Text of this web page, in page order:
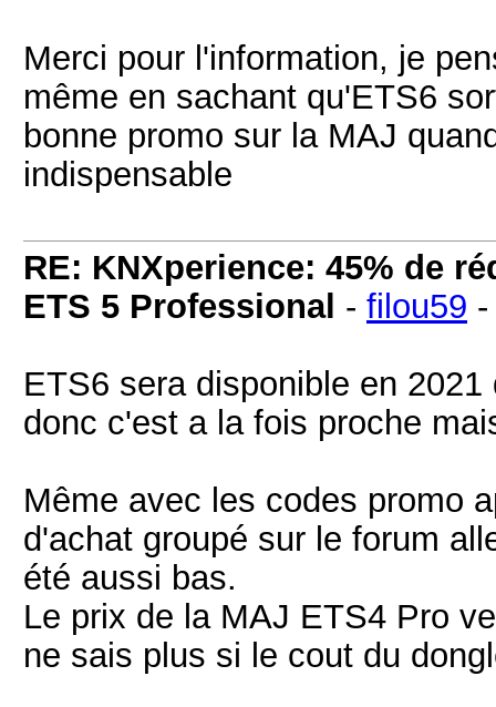
Merci pour l'information, je
même en sachant qu'ETS6
bonne promo sur la MAJ
indispensable
RE: KNXperience: 45% de
ETS 5 Professional - filou59
ETS6 sera disponible en
donc c'est a la fois proche
Même avec les codes promo
d'achat groupé sur le forum
été aussi bas.
Le prix de la MAJ ETS4 Pro
ne sais plus si le cout du